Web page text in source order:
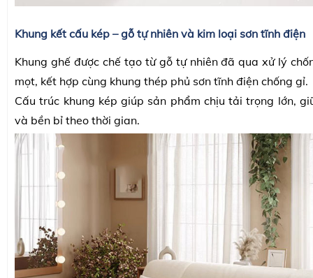
Khung kết cấu kép – gỗ tự nhiên và kim loại sơn tĩnh điện
Khung ghế được chế tạo từ gỗ tự nhiên đã qua xử lý
mọt, kết hợp cùng khung thép phủ sơn tĩnh điện chống gỉ.
Cấu trúc khung kép giúp sản phẩm chịu tải trọng lớn,
và bền bỉ theo thời gian.